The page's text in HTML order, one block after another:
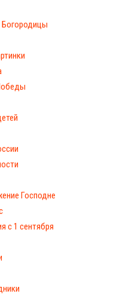
Богородицы
Господне
с 1 сентября